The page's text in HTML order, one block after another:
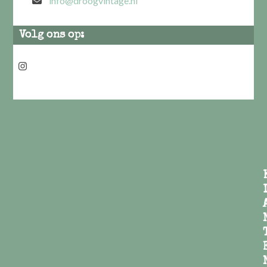
Volg ons op:
Instagram